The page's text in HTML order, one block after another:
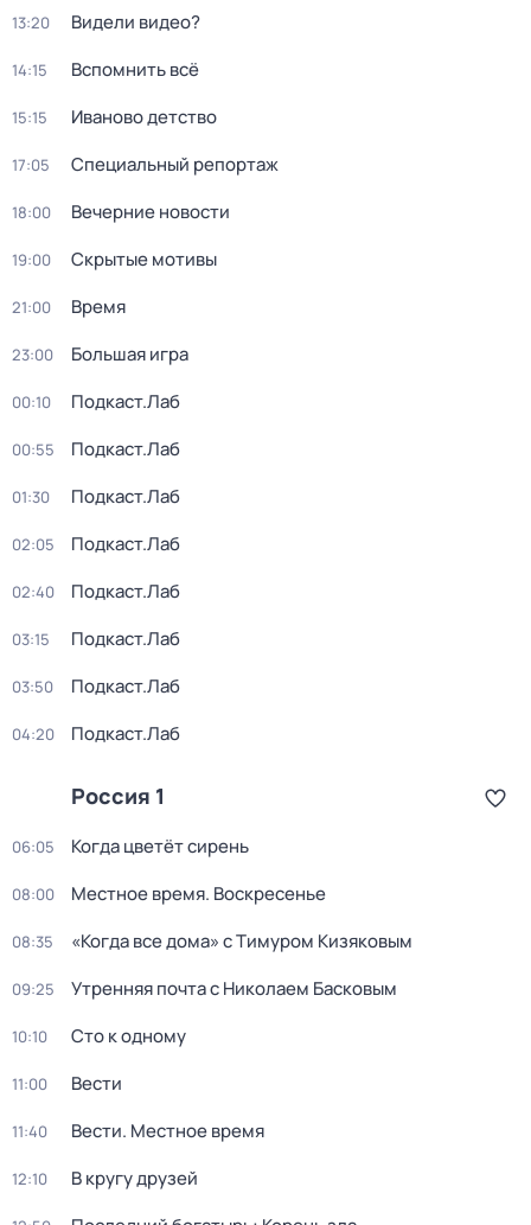
13:20 Видели видео?
14:15 Вспомнить всё
15:15 Иваново детство
17:05 Специальный репортаж
18:00 Вечерние новости
19:00 Скрытые мотивы
21:00 Время
23:00 Большая игра
00:10 Подкаст.Лаб
00:55 Подкаст.Лаб
01:30 Подкаст.Лаб
02:05 Подкаст.Лаб
02:40 Подкаст.Лаб
03:15 Подкаст.Лаб
03:50 Подкаст.Лаб
04:20 Подкаст.Лаб
Россия 1
06:05 Когда цветёт сирень
08:00 Местное время. Воскресенье
08:35 «Когда все дома» с Тимуром Кизяковым
09:25 Утренняя почта с Николаем Басковым
10:10 Сто к одному
11:00 Вести
11:40 Вести. Местное время
12:10 В кругу друзей